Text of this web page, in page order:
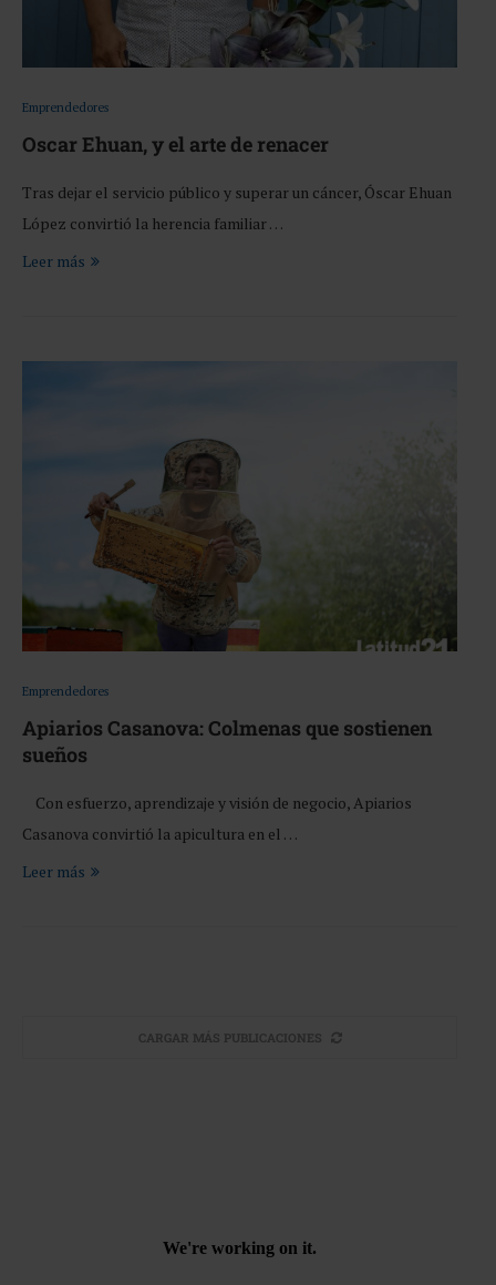
Emprendedores
Oscar Ehuan, y el arte de renacer
Tras dejar el servicio público y superar un cáncer, Óscar Ehuan
López convirtió la herencia familiar …
Leer más
Emprendedores
Apiarios Casanova: Colmenas que sostienen
sueños
Con esfuerzo, aprendizaje y visión de negocio, Apiarios
Casanova convirtió la apicultura en el …
Leer más
CARGAR MÁS PUBLICACIONES